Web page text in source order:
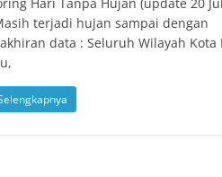
terjadi hujan sampai dengan
data : Seluruh Wilayah Kota